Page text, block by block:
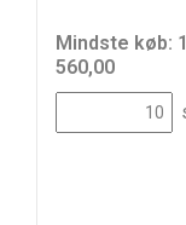
Mindste køb:
560,00